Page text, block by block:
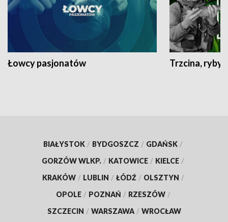
Łowcy pasjonatów Trzcina, ryby
BIAŁYSTOK / BYDGOSZCZ / GDAŃSK /
GORZÓW WLKP. / KATOWICE / KIELCE /
KRAKÓW / LUBLIN / ŁÓDŹ / OLSZTYN /
OPOLE / POZNAŃ / RZESZÓW /
SZCZECIN / WARSZAWA / WROCŁAW